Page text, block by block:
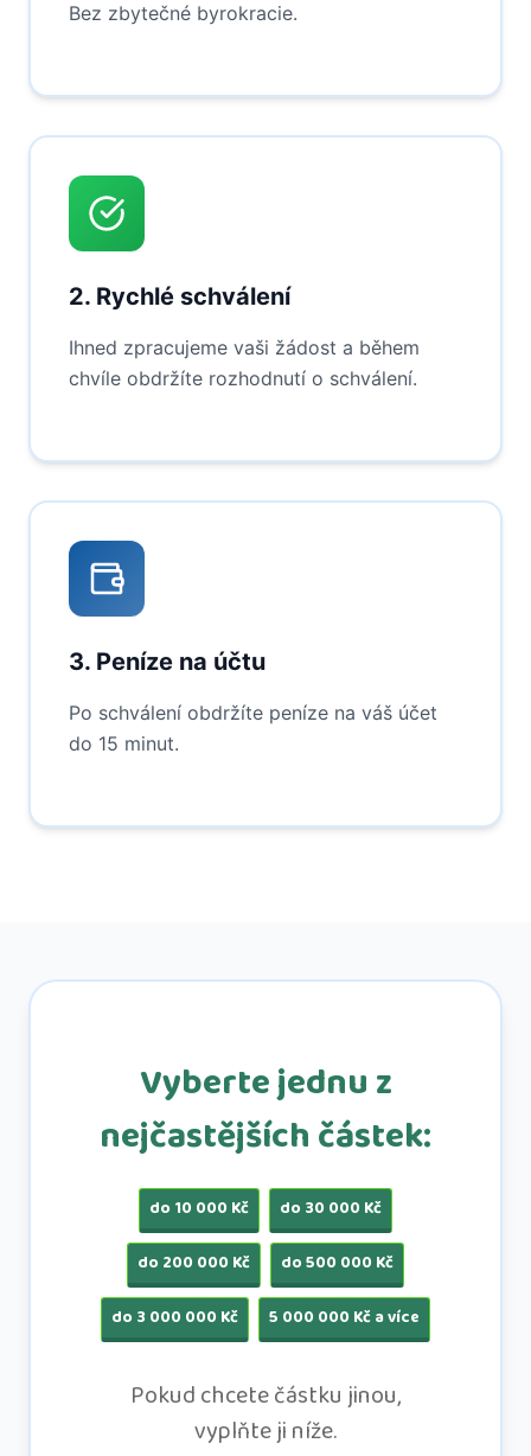
Bez zbytečné byrokracie.
2. Rychlé schválení
Ihned zpracujeme vaši žádost a během
chvíle obdržíte rozhodnutí o schválení.
3. Peníze na účtu
Po schválení obdržíte peníze na váš účet
do 15 minut.
Vyberte jednu z
nejčastějších částek:
do 10 000 Kč do 30 000 Kč
do 200 000 Kč do 500 000 Kč
do 3 000 000 Kč 5 000 000 Kč a více
Pokud chcete částku jinou,
vyplňte ji níže.